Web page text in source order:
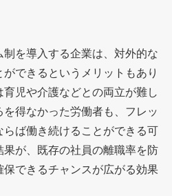
を導入する企業は、対外的な
できるというメリットもあり
児や介護などとの両立が難し
を得なかった労働者も、フレッ
ば働き続けることができる可
が、既存の社員の離職率を防
保できるチャンスが広がる効果